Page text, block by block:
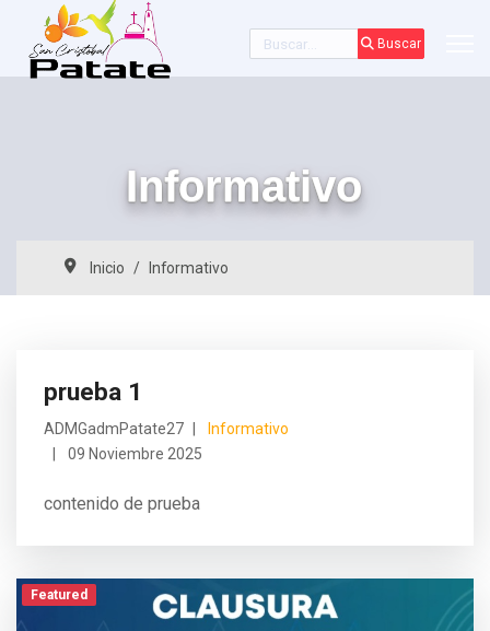
Buscar Buscar
Informativo
Inicio Informativo
prueba 1
ADMGadmPatate27
Informativo
09 Noviembre 2025
contenido de prueba
Featured